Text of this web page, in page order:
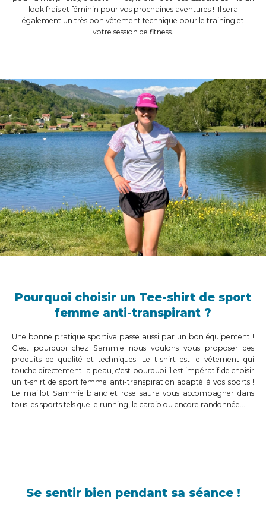
look frais et féminin pour vos prochaines aventures ! Il sera
également un très bon vêtement technique pour le training et
votre session de fitness.
Pourquoi choisir un Tee-shirt de sport
femme anti-transpirant ?
Une bonne pratique sportive passe aussi par un bon équipement !
C’est pourquoi chez Sammie nous voulons vous proposer des
produits de qualité et techniques. Le t-shirt est le vêtement qui
touche directement la peau, c'est pourquoi il est impératif de choisir
un t-shirt de sport femme anti-transpiration adapté à vos sports !
Le maillot Sammie blanc et rose saura vous accompagner dans
tous les sports tels que le running, le cardio ou encore randonnée...
Se sentir bien pendant sa séance !